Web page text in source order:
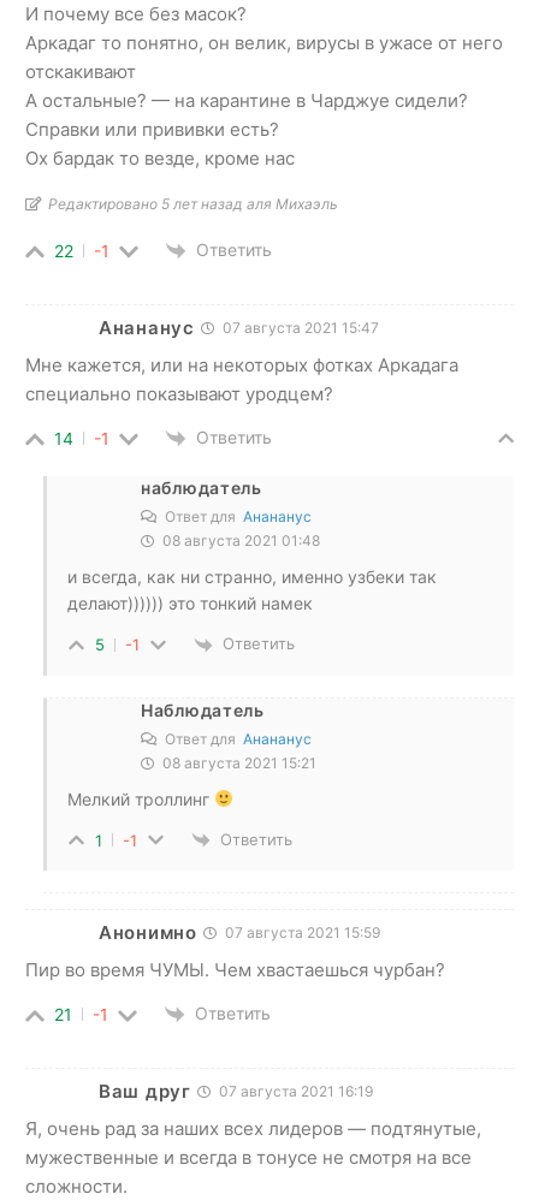
И почему все без масок?
Аркадаг то понятно, он велик, вирусы в ужасе от него
отскакивают
А остальные? — на карантине в Чарджуе сидели?
Справки или прививки есть?
Ох бардак то везде, кроме нас
Редактировано 5 лет назад аля Михаэль
22 -1 Ответить
Анананус 07 августа 2021 15:47
Мне кажется, или на некоторых фотках Аркадага
специально показывают уродцем?
14 -1 Ответить
наблюдатель
Ответ для Анананус
08 августа 2021 01:48
и всегда, как ни странно, именно узбеки так
делают)))))) это тонкий намек
5 -1 Ответить
Наблюдатель
Ответ для Анананус
08 августа 2021 15:21
Мелкий троллинг
1 -1 Ответить
Анонимно 07 августа 2021 15:59
Пир во время ЧУМЫ. Чем хвастаешься чурбан?
21 -1 Ответить
Ваш друг 07 августа 2021 16:19
Я, очень рад за наших всех лидеров — подтянутые,
мужественные и всегда в тонусе не смотря на все
сложности.